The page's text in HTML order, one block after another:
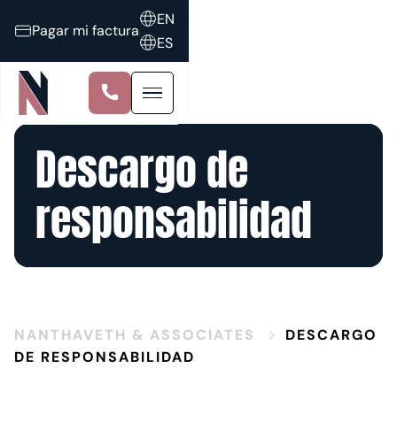
Pagar mi factura
EN
ES
Descargo de
responsabilidad
NANTHAVETH & ASSOCIATES
DESCARGO
DE RESPONSABILIDAD